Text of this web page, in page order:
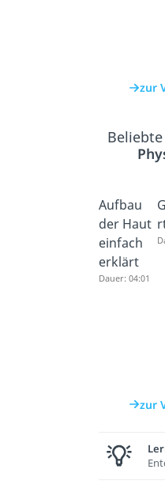
zur
Aufbau
der Haut
einfach
erklärt
Dauer: 04:01
zur